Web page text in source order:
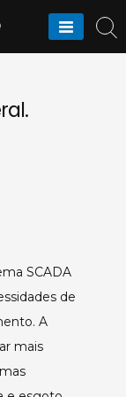
SCADA
de
A
mais